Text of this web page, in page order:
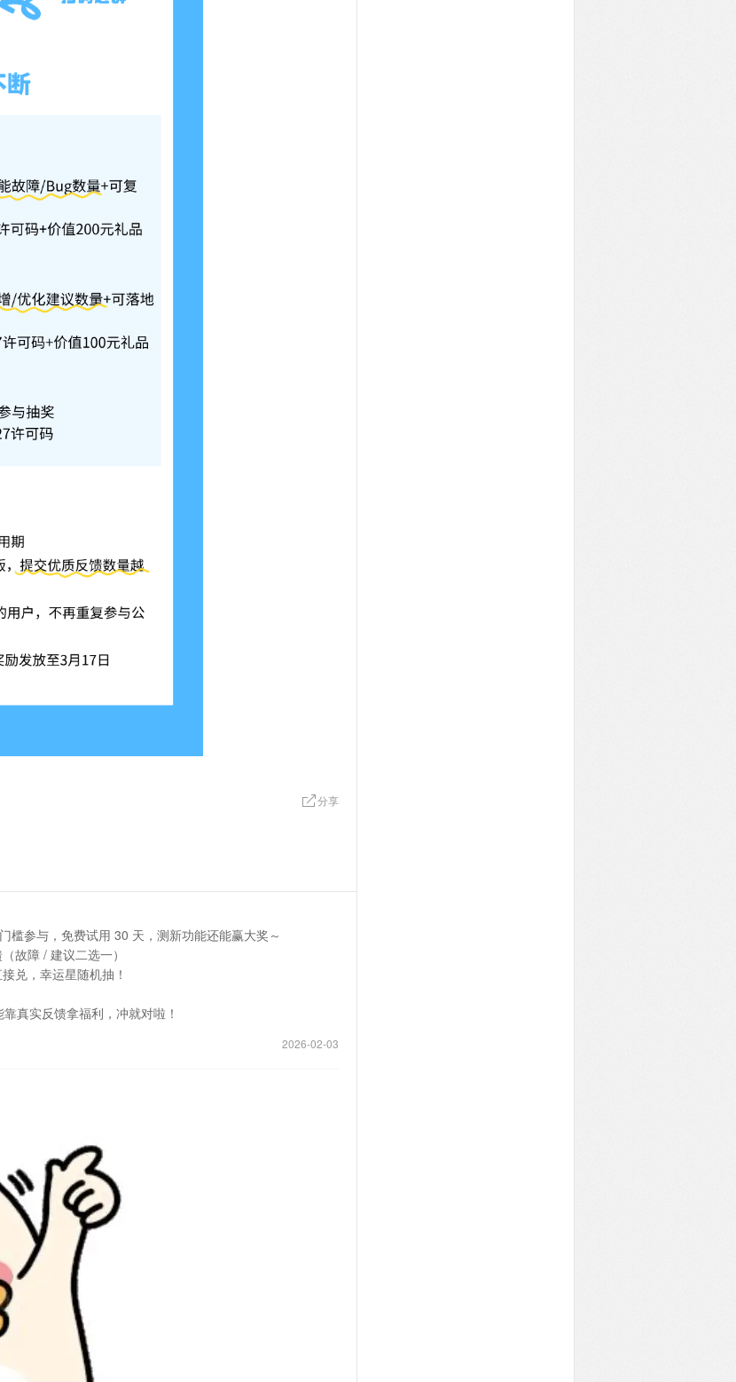
分享
槛参与，免费试用 30 天，测新功能还能赢大奖～
故障 / 建议二选一）
兑，幸运星随机抽！
真实反馈拿福利，冲就对啦！
2026-02-03